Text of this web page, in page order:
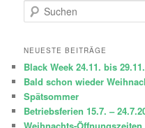
u
h
n
NEUESTE BEITRÄGE
Black Week 24.11. bis
Bald schon wieder
Spätsommer
Betriebsferien 15.7. –